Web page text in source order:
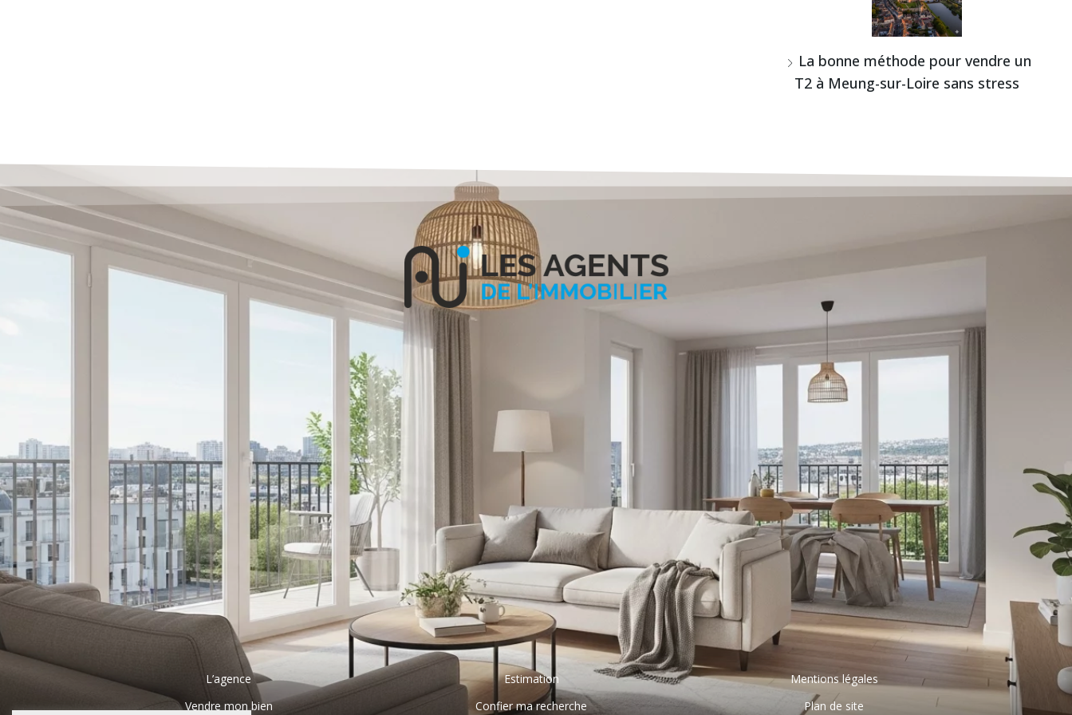
La bonne méthode pour vendre un
T2 à Meung-sur-Loire sans stress
L’agence
Vendre mon bien
Estimation
Confier ma recherche
Mentions légales
Plan de site